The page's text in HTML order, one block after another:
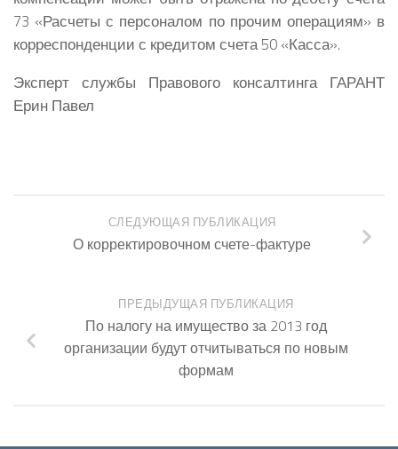
73 «Расчеты с персоналом по прочим операциям» в
корреспонденции с кредитом счета 50 «Касса».
Эксперт службы Правового консалтинга ГАРАНТ
Ерин Павел
СЛЕДУЮЩАЯ ПУБЛИКАЦИЯ
О корректировочном счете-фактуре
ПРЕДЫДУЩАЯ ПУБЛИКАЦИЯ
По налогу на имущество за 2013 год
организации будут отчитываться по новым
формам